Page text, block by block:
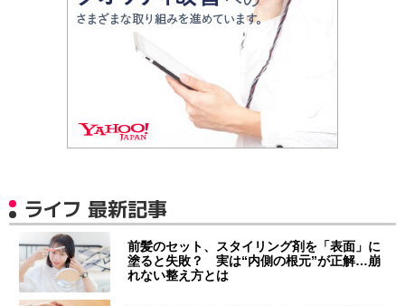
ライフ 最新記事
前髪のセット、スタイリング剤を「表面」に
塗ると失敗？ 実は“内側の根元”が正解…崩
れない整え方とは